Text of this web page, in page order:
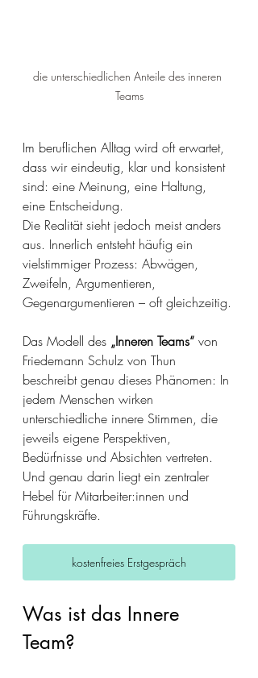
die unterschiedlichen Anteile des inneren
Teams
Im beruflichen Alltag wird oft erwartet,
dass wir eindeutig, klar und konsistent
sind: eine Meinung, eine Haltung,
eine Entscheidung.
Die Realität sieht jedoch meist anders
aus. Innerlich entsteht häufig ein
vielstimmiger Prozess: Abwägen,
Zweifeln, Argumentieren,
Gegenargumentieren – oft gleichzeitig.
Das Modell des „Inneren Teams“ von
Friedemann Schulz von Thun
beschreibt genau dieses Phänomen: In
jedem Menschen wirken
unterschiedliche innere Stimmen, die
jeweils eigene Perspektiven,
Bedürfnisse und Absichten vertreten.
Und genau darin liegt ein zentraler
Hebel für Mitarbeiter:innen und
Führungskräfte.
kostenfreies Erstgespräch
Was ist das Innere
Team?